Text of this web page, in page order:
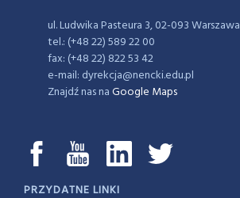
ul. Ludwika Pasteura 3, 02-093 Warszawa
tel.: (+48 22) 589 22 00
fax: (+48 22) 822 53 42
e-mail: dyrekcja@nencki.edu.pl
Znajdź nas naGoogle Maps
PRZYDATNE LINKI